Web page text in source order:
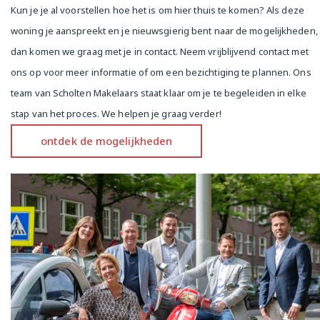
Attention first-time buyers! Charming 3-room
apartment with a practical layout and spacious
Please note, the property is exclusively for sale for
the purpose of owner-occupation (or parents
buying for children).
Charming and bright 3-room apartment of approx.
48 m² with a spacious balcony of approx. 7 m²,
located in a sought-after location in Bos en
Lommer.
Attention first-time buyers! This charming and
practically laid-out 3-room apartment is located on
the second floor of a characteristic building in the
quiet Bestevaerstraat. The property features a
pleasant layout, two bedrooms and a spacious east-
facing balcony. Ideal for owner-occupation and
perfect for those who wish to live comfortably in a
central location in Amsterdam.
Kun je je al voorstellen hoe het is om hier thuis te komen? Als deze
woning je aanspreekt en je nieuwsgierig bent naar de mogelijkheden,
dan komen we graag met je in contact. Neem vrijblijvend contact met
ons op voor meer informatie of om een bezichtiging te plannen. Ons
team van Scholten Makelaars staat klaar om je te begeleiden in elke
stap van het proces. We helpen je graag verder!
ontdek de mogelijkheden